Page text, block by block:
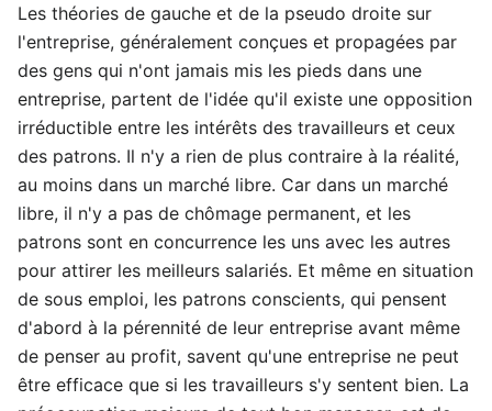
Les théories de gauche et de la pseudo droite sur
l'entreprise, généralement conçues et propagées par
des gens qui n'ont jamais mis les pieds dans une
entreprise, partent de l'idée qu'il existe une opposition
irréductible entre les intérêts des travailleurs et ceux
des patrons. Il n'y a rien de plus contraire à la réalité,
au moins dans un marché libre. Car dans un marché
libre, il n'y a pas de chômage permanent, et les
patrons sont en concurrence les uns avec les autres
pour attirer les meilleurs salariés. Et même en situation
de sous emploi, les patrons conscients, qui pensent
d'abord à la pérennité de leur entreprise avant même
de penser au profit, savent qu'une entreprise ne peut
être efficace que si les travailleurs s'y sentent bien. La